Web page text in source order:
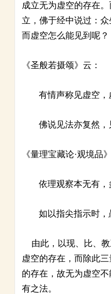
成立无为虚空的存在
立，佛于经中说过：
而虚空怎么能见到呢？
《圣般若摄颂》云：
有情声称见虚空，
佛说见法亦复然，
《量理宝藏论·观境品
依理观察本无有，
如以指尖指示时，
由此，以现、比、教
虚空的存在，而除此
的存在，故无为虚空
有之法。